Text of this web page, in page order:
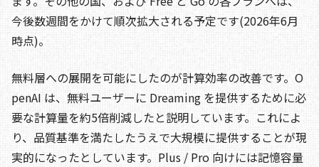
今後数週間をかけて順次拡大される予定です(2026年6月
時点)。
無料層への展開を可能にしたのが計算効率の改善です。O
penAI は、無料ユーザーに Dreaming を提供するために必
要な計算量を約5倍削減したと説明しています。これによ
り、品質基準を満たしたうえで大規模に提供することが現
実的になったとしています。Plus / Pro 向けには記憶容量